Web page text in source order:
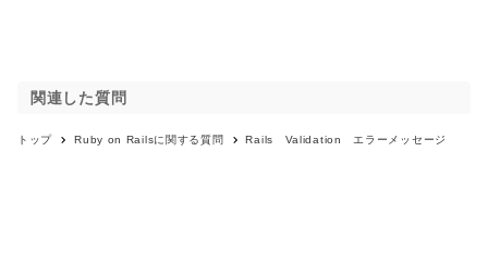
関連した質問
トップ Ruby on Railsに関する質問 Rails Validation エラーメッセージ